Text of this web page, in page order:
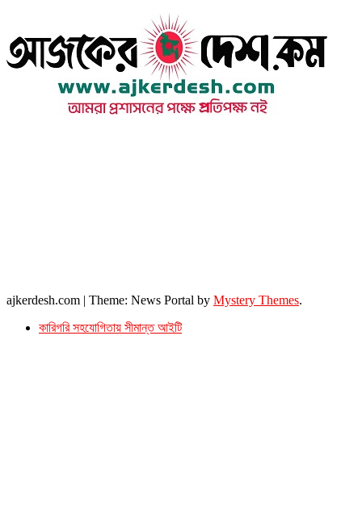
ajkerdesh.com | Theme: News Portal by Mystery Themes.
কারিগরি সহযোগিতায় সীমান্ত আইটি